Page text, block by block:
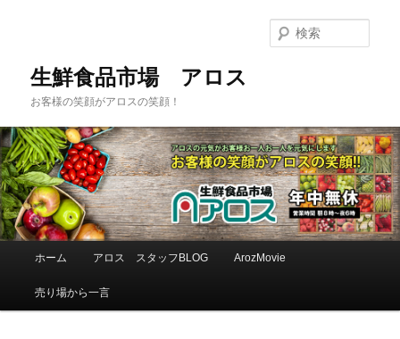
生鮮食品市場 アロス
お客様の笑顔がアロスの笑顔！
索
メインコンテンツへ移動
サブコンテンツへ移動
ホーム アロス スタッフBLOG ArozMovie
売り場から一言